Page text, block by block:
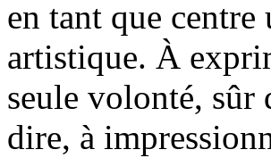
en tant que
artistique. À
seule volonté, sûr
dire, à